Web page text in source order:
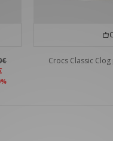
Crocs Classic